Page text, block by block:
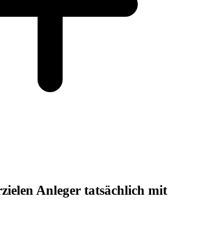
Anleger tatsächlich mit